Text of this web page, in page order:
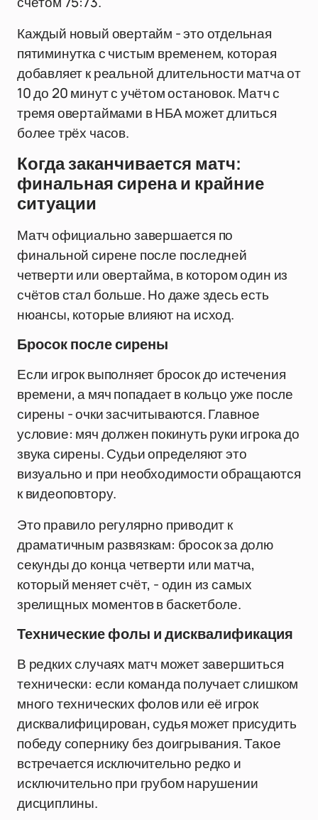
Каждый новый овертайм - это отдельная
пятиминутка с чистым временем, которая
добавляет к реальной длительности матча от
10 до 20 минут с учётом остановок. Матч с
тремя овертаймами в НБА может длиться
более трёх часов.
Когда заканчивается матч:
финальная сирена и крайние
ситуации
Матч официально завершается по
финальной сирене после последней
четверти или овертайма, в котором один из
счётов стал больше. Но даже здесь есть
нюансы, которые влияют на исход.
Бросок после сирены
Если игрок выполняет бросок до истечения
времени, а мяч попадает в кольцо уже после
сирены - очки засчитываются. Главное
условие: мяч должен покинуть руки игрока до
звука сирены. Судьи определяют это
визуально и при необходимости обращаются
к видеоповтору.
Это правило регулярно приводит к
драматичным развязкам: бросок за долю
секунды до конца четверти или матча,
который меняет счёт, - один из самых
зрелищных моментов в баскетболе.
Технические фолы и дисквалификация
В редких случаях матч может завершиться
технически: если команда получает слишком
много технических фолов или её игрок
дисквалифицирован, судья может присудить
победу сопернику без доигрывания. Такое
встречается исключительно редко и
исключительно при грубом нарушении
дисциплины.